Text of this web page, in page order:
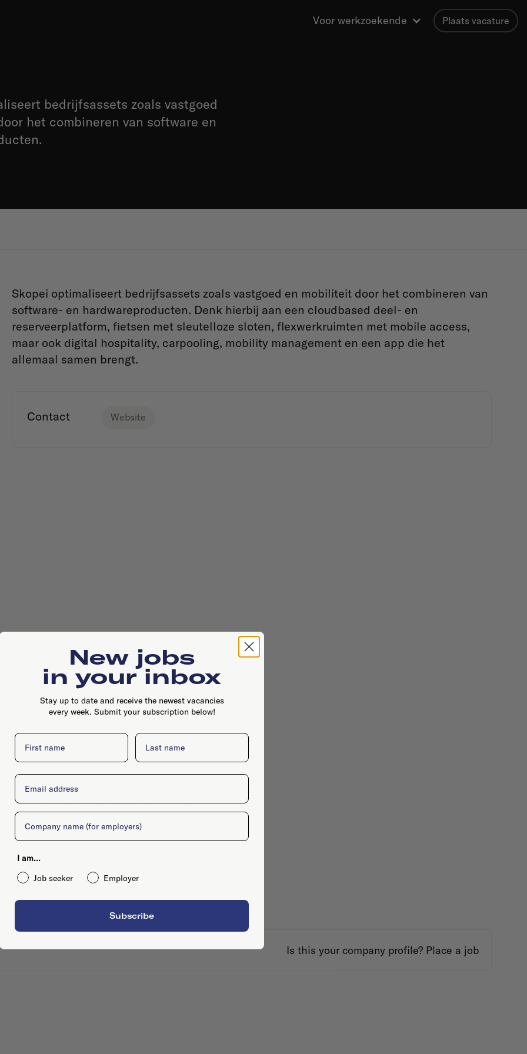
Voor werkzoekende Plaats vacature
bedrijfsassets zoals vastgoed
het combineren van software en
Skopei optimaliseert bedrijfsassets zoals vastgoed en mobiliteit door het combineren van
software- en hardwareproducten. Denk hierbij aan een cloudbased deel- en
reserveerplatform, fietsen met sleutelloze sloten, flexwerkruimten met mobile access,
maar ook digital hospitality, carpooling, mobility management en een app die het
allemaal samen brengt.
Contact Website
Mijnbouwstraat 120, 2628 RX, Delft
Is this your company profile? Place a job
New jobs
in your inbox
Stay up to date and receive the newest vacancies
every week. Submit your subscription below!
First name Last name
Email
Company
I am...
Job seeker
Employer
Subscribe